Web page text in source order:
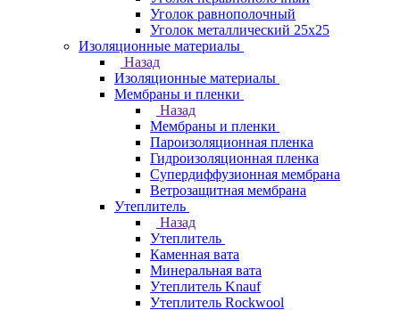
Уголок равнополочный
Уголок металлический 25х25
Изоляционные материалы
Назад
Изоляционные материалы
Мембраны и пленки
Назад
Мембраны и пленки
Пароизоляционная пленка
Гидроизоляционная пленка
Супердиффузионная мембрана
Ветрозащитная мембрана
Утеплитель
Назад
Утеплитель
Каменная вата
Минеральная вата
Утеплитель Knauf
Утеплитель Rockwool